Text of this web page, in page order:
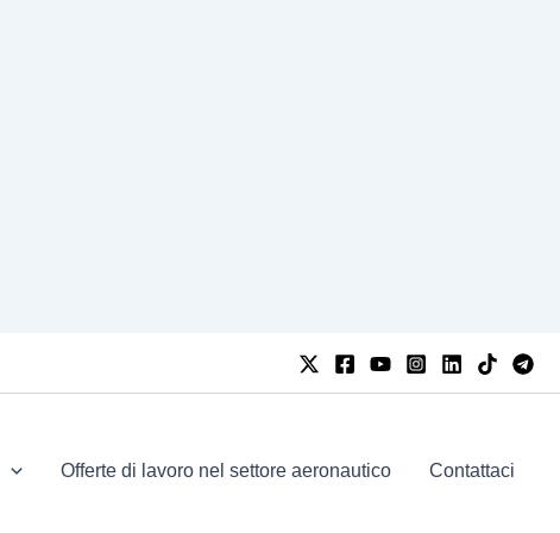
Offerte di lavoro nel settore aeronautico Contattaci